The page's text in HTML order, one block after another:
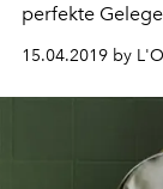
perfekte
Outfits
15.04.2019 by